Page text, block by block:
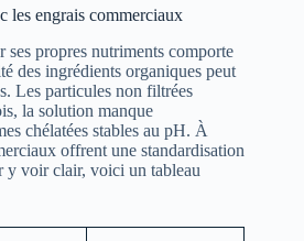
les engrais commerciaux
ses propres nutriments comporte
des ingrédients organiques peut
Les particules non filtrées
la solution manque
chélatées stables au pH. À
offrent une standardisation
y voir clair, voici un tableau